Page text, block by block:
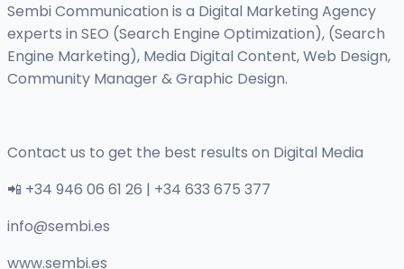
Sembi Communication is a Digital Marketing Agency
experts in SEO (Search Engine Optimization), (Search
Engine Marketing), Media Digital Content, Web Design,
Community Manager & Graphic Design.
Contact us to get the best results on Digital Media
📲 +34 946 06 61 26 | +34 633 675 377
info@sembi.es
www.sembi.es